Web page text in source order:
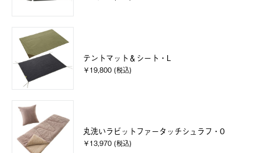
テントマット＆シート・L
￥19,800 (税込)
丸洗いラビットファータッチシュラフ・0
￥13,970 (税込)